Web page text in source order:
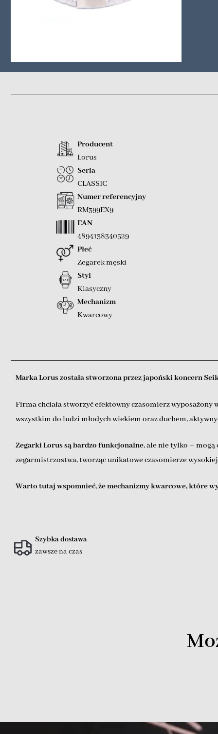
Producent
Lorus
Seria
CLASSIC
Numer referencyjny
RM399EX9
EAN
4894138340529
Płeć
Zegarek męski
Styl
Klasyczny
Mechanizm
Kwarcowy
Marka Lorus została stworzona przez japoński koncern
Firma chciała stworzyć efektowny czasomierz
wszystkim do ludzi młodych wiekiem oraz duchem,
Zegarki Lorus są bardzo funkcjonalne, ale nie tylko –
zegarmistrzostwa, tworząc unikatowe czasomierze
Warto tutaj wspomnieć, że mechanizmy kwarcowe, które
Szybka dostawa
zawsze na czas